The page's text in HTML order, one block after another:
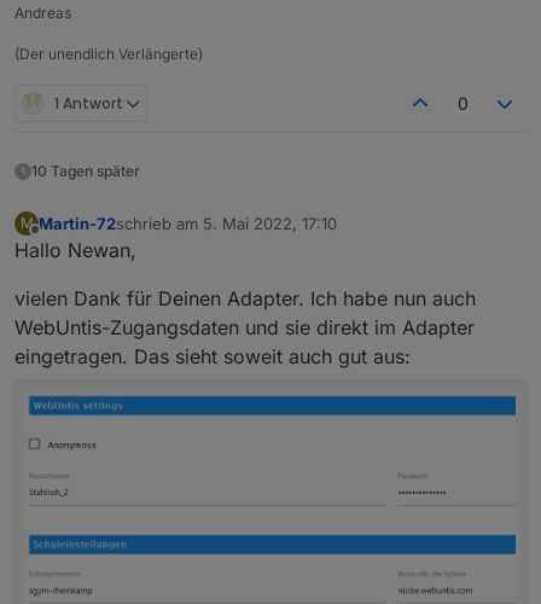
Andreas
(Der unendlich Verlängerte)
1 Antwort 0
10 Tagen später
M
Offline
Martin-72schrieb am 5. Mai 2022, 17:10
zuletzt editiert von
Hallo Newan,
vielen Dank für Deinen Adapter. Ich habe nun auch
WebUntis-Zugangsdaten und sie direkt im Adapter
eingetragen. Das sieht soweit auch gut aus: